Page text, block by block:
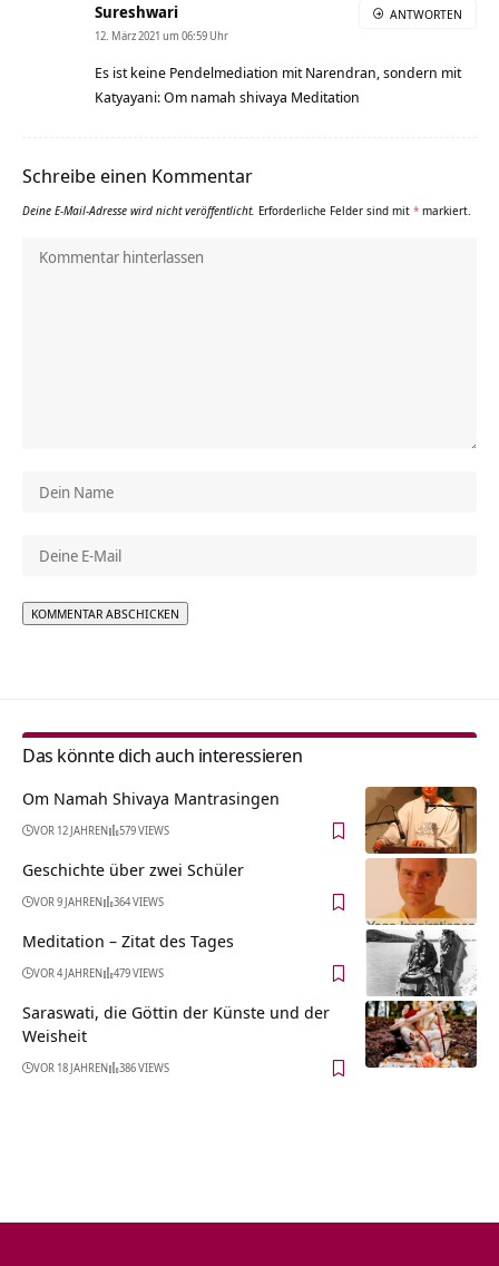
Sureshwari
12. März 2021 um 06:59 Uhr
Es ist keine Pendelmediation mit Narendran, sondern mit
Katyayani: Om namah shivaya Meditation
ANTWORTEN
Schreibe einen Kommentar
Deine E-Mail-Adresse wird nicht veröffentlicht. Erforderliche Felder sind mit * markiert.
Das könnte dich auch interessieren
Om Namah Shivaya Mantrasingen
VOR 12 JAHREN 579 VIEWS
Geschichte über zwei Schüler
VOR 9 JAHREN 364 VIEWS
Meditation – Zitat des Tages
VOR 4 JAHREN 479 VIEWS
Saraswati, die Göttin der Künste und der
Weisheit
VOR 18 JAHREN 386 VIEWS